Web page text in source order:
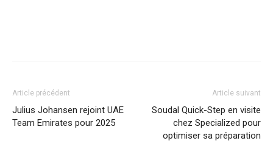
Article précédent
Julius Johansen rejoint UAE
Team Emirates pour 2025
Article suivant
Soudal Quick-Step en visite
chez Specialized pour
optimiser sa préparation